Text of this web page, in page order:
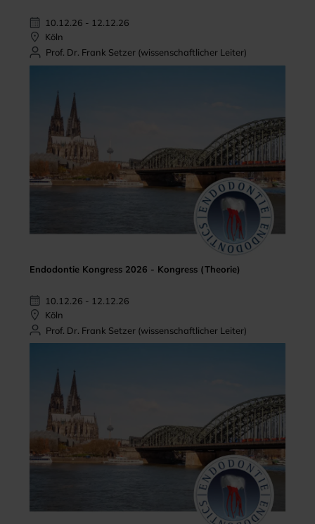
10.12.26 - 12.12.26
Köln
Prof. Dr. Frank Setzer (wissenschaftlicher Leiter)
Endodontie Kongress 2026 - Kongress (Theorie)
10.12.26 - 12.12.26
Köln
Prof. Dr. Frank Setzer (wissenschaftlicher Leiter)